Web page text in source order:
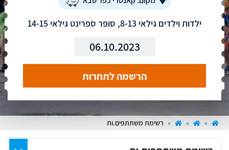
ילדות וילדים גילאי 8-13, סופר ספרינט גילאי 14-15
06.10.2023
הרשמה לתחרות
»
»
» רשימת משתתפים.ות